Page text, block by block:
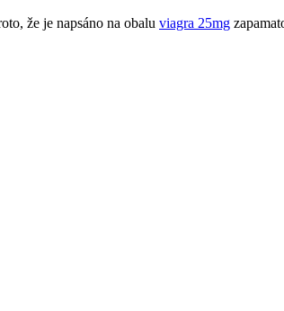
že je napsáno na obalu viagra 25mg